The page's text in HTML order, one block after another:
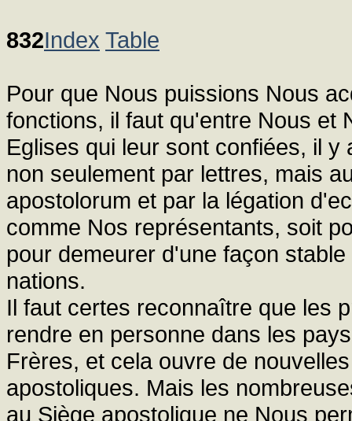
832Index Table
Pour que Nous puissions Nous
fonctions, il faut qu'entre Nous et
Eglises qui leur sont confiées, il
non seulement par lettres, mais
apostolorum et par la légation
comme Nos représentants, soit
pour demeurer d'une façon
nations.
Il faut certes reconnaître que les
rendre en personne dans les
Frères, et cela ouvre de
apostoliques. Mais les
au Siège apostolique ne Nous